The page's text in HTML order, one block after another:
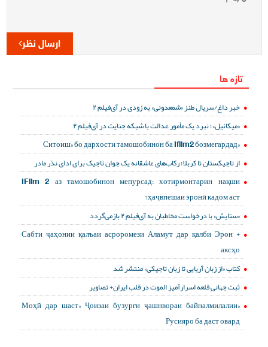
ارسال نظر
تازه ها
خبر داغ/سریال طنز «شمعدونی» به زودی در آی‌فیلم ۲
«میکائیل»؛ نبرد یک مأمور عدالت با شبکه جنایت در آی‌فیلم ۲
«Ситоиш» бо дархости тамошобинон ба Ifilm2 бозмегардад
از تاجیکستان تا کربلا؛ رکاب‌های عاشقانه یک جوان تاجیک برای ادای نذر مادر
IFilm 2 аз тамошобинон мепурсад: хотирмонтарин нақши
ҳаҷвпешаи эронӣ кадом аст?
«ستایش» با درخواست مخاطبان به آی‌فیلم ۲ بازمی‌گردد
Сабти ҷаҳонии қалъаи асроромези Аламут дар қалби Эрон +
аксҳо
کتاب «از زبان آریایی تا زبان تاجیکی» منتشر شد
ثبت جهانی قلعه اسرارآمیز الموت در قلب ایران+ تصاویر
«Моҳӣ дар шаст» Ҷоизаи бузурги ҷашнвораи байналмилалии
Русияро ба даст овард